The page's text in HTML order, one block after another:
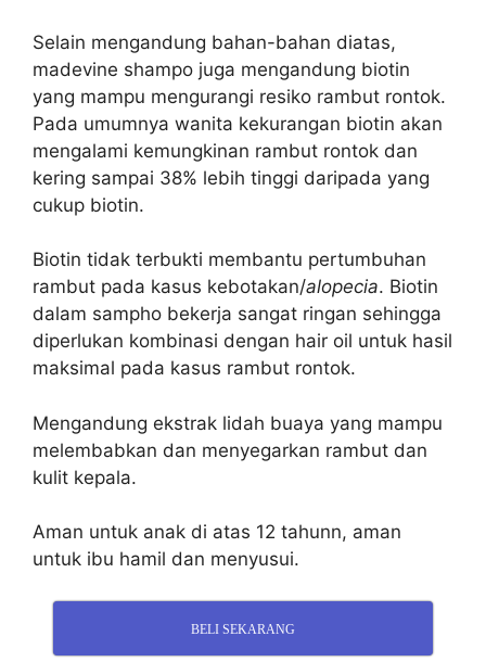
Selain mengandung bahan-bahan diatas,
madevine shampo juga mengandung biotin
yang mampu mengurangi resiko rambut rontok.
Pada umumnya wanita kekurangan biotin akan
mengalami kemungkinan rambut rontok dan
kering sampai 38% lebih tinggi daripada yang
cukup biotin.
Biotin tidak terbukti membantu pertumbuhan
rambut pada kasus kebotakan/alopecia. Biotin
dalam sampho bekerja sangat ringan sehingga
diperlukan kombinasi dengan hair oil untuk hasil
maksimal pada kasus rambut rontok.
Mengandung ekstrak lidah buaya yang mampu
melembabkan dan menyegarkan rambut dan
kulit kepala.
Aman untuk anak di atas 12 tahunn, aman
untuk ibu hamil dan menyusui.
BELI SEKARANG